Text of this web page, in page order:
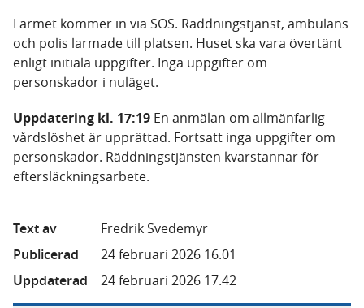
Larmet kommer in via SOS. Räddningstjänst, ambulans
och polis larmade till platsen. Huset ska vara övertänt
enligt initiala uppgifter. Inga uppgifter om
personskador i nuläget.
Uppdatering kl. 17:19 En anmälan om allmänfarlig
vårdslöshet är upprättad. Fortsatt inga uppgifter om
personskador. Räddningstjänsten kvarstannar för
eftersläckningsarbete.
Text av
Fredrik Svedemyr
Publicerad
24 februari 2026 16.01
Uppdaterad
24 februari 2026 17.42